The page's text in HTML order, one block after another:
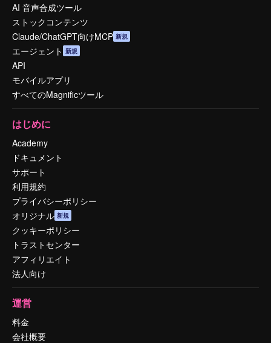
AI 音声合成ツール
ストックコンテンツ
Claude/ChatGPT向けMCP 新規
エージェント 新規
API
モバイルアプリ
すべてのMagnificツール
はじめに
Academy
ドキュメント
サポート
利用規約
プライバシーポリシー
オリジナル 新規
クッキーポリシー
トラストセンター
アフィリエイト
法人向け
運営
料金
会社概要